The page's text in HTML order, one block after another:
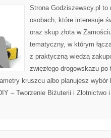
Strona Godziszewscy.pl
osobach, które interesuje
oraz skup złota w
tematyczny, w którym
z praktyczną wiedzą
zwięzłego drogowskazu
kruszcu albo planujesz
– Tworzenie Biżuterii i Złotnictwo